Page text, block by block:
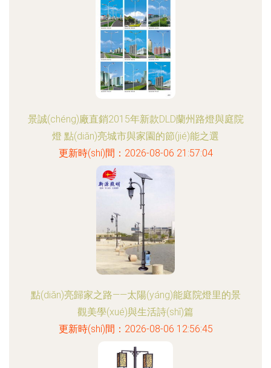
景誠(chéng)廠直銷2015年新款DLD蘭州路燈與庭院
燈 點(diǎn)亮城市與家園的節(jié)能之選
更新時(shí)間：2026-08-06 21:57:04
點(diǎn)亮歸家之路——太陽(yáng)能庭院燈里的景
觀美學(xué)與生活詩(shī)篇
更新時(shí)間：2026-08-06 12:56:45